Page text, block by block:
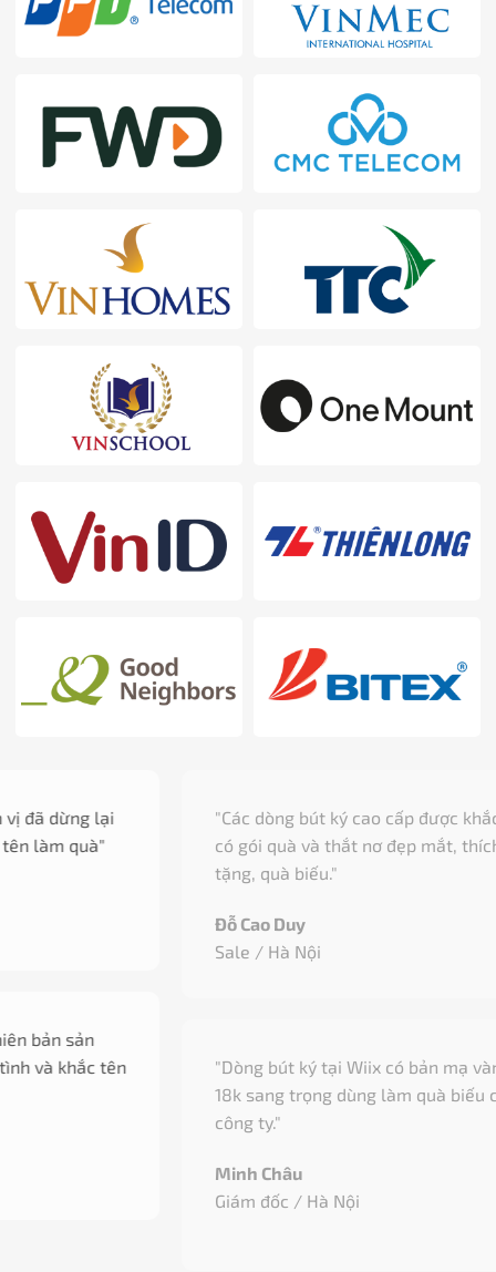
"Các dòng bút ký cao cấp được khắc tên miễn phí,
có gói quà và thắt nơ đẹp mắt, thích hợp làm quà
"Dòng bút ký tại Wiix có bản mạ vàng, ngòi vàng
18k sang trọng dùng làm quà biếu các đối tác của